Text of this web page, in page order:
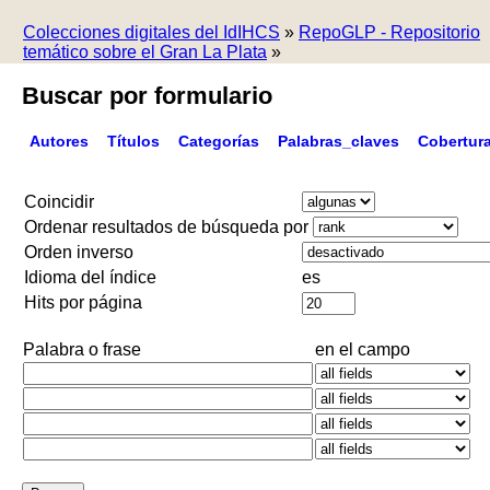
Colecciones digitales del IdIHCS » RepoGLP - Repositorio
temático sobre el Gran La Plata »
Buscar por formulario
Autores Títulos Categorías Palabras_claves
Coincidir
Ordenar resultados de búsqueda por
Orden inverso
Idioma del índice
es
Hits por página
Palabra o frase en el campo